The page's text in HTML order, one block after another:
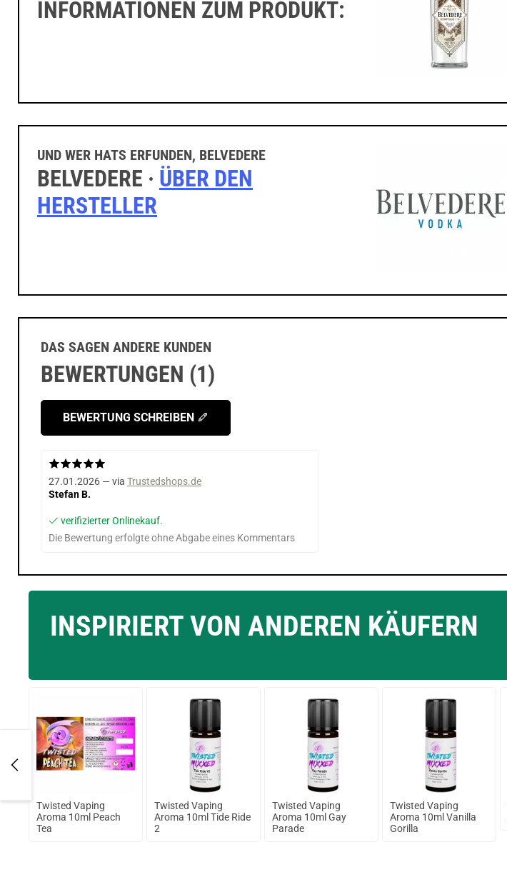
INFORMATIONEN ZUM PRODUKT:
UND WER HATS ERFUNDEN, BELVEDERE
BELVEDERE · ÜBER DEN
HERSTELLER
DAS SAGEN ANDERE KUNDEN
BEWERTUNGEN (1)
BEWERTUNG SCHREIBEN
27.01.2026 — via Trustedshops.de
Stefan B.
verifizierter Onlinekauf.
Die Bewertung erfolgte ohne Abgabe eines Kommentars
INSPIRIERT VON ANDEREN KÄUFERN
Twisted Vaping
Aroma 10ml Peach
Tea
Twisted Vaping
Aroma 10ml Tide Ride
2
Twisted Vaping
Aroma 10ml Gay
Parade
Twisted Vaping
Aroma 10ml Vanilla
Gorilla